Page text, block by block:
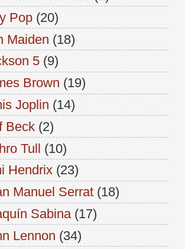
Pop (20)
Maiden (18)
5 (9)
Brown (19)
Joplin (14)
Beck (2)
Tull (10)
Hendrix (23)
Manuel Serrat (18)
Sabina (17)
Lennon (34)